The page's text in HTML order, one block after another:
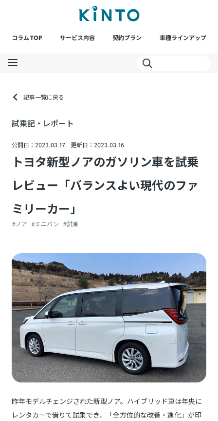
コラム TOP サービス内容 契約プラン 車種ラインアップ
記事一覧に戻る
試乗記・レポート
公開日：2023.03.17 更新日：2023.03.16
トヨタ新型ノアのガソリン車を試乗
レビュー「バランスよい現代のファ
ミリーカー」
#ノア #ミニバン #試乗
昨年モデルチェンジされた新型ノア。ハイブリッド車は年央に
レンタカーで借りて試乗でき、「全方位的な改善・進化」が印